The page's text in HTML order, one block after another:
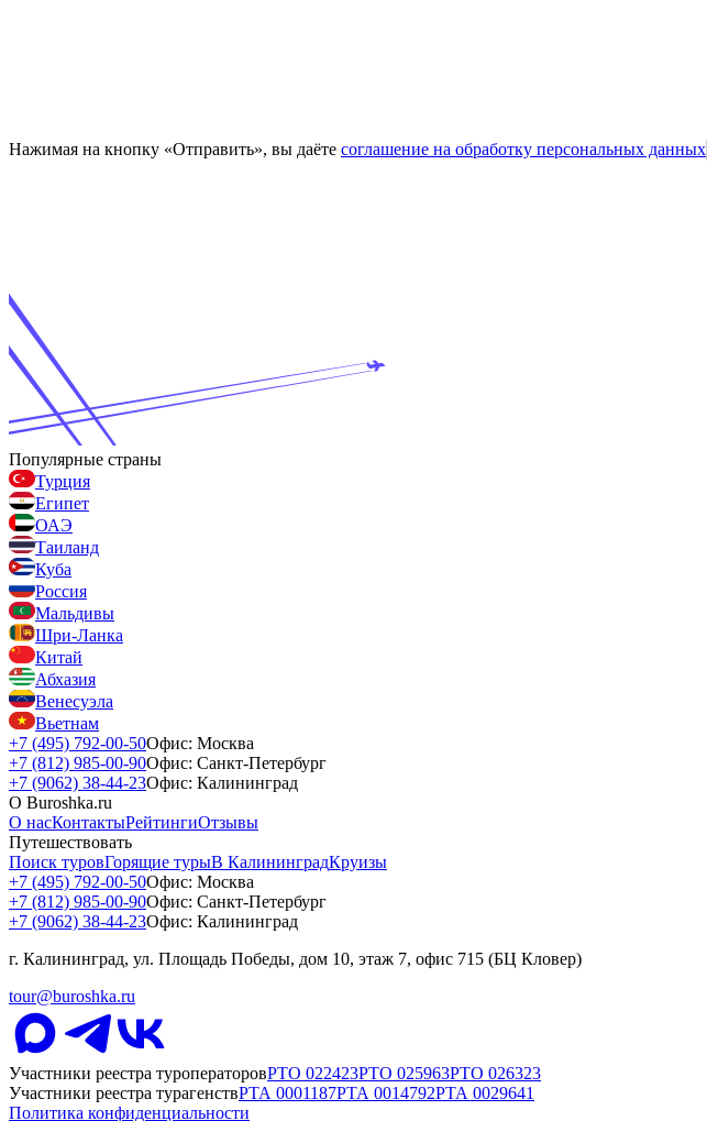
Нажимая на кнопку «Отправить», вы даёте соглашение на обработку персональных данных
Популярные страны
Турция
Египет
ОАЭ
Таиланд
Куба
Россия
Мальдивы
Шри-Ланка
Китай
Абхазия
Венесуэла
Вьетнам
+7 (495) 792-00-50Офис: Москва
+7 (812) 985-00-90Офис: Санкт-Петербург
+7 (9062) 38-44-23Офис: Калининград
О Buroshka.ru
О насКонтактыРейтингиОтзывы
Путешествовать
Поиск туровГорящие турыВ КалининградКруизы
+7 (495) 792-00-50Офис: Москва
+7 (812) 985-00-90Офис: Санкт-Петербург
+7 (9062) 38-44-23Офис: Калининград
г. Калининград, ул. Площадь Победы, дом 10, этаж 7, офис 715 (БЦ Кловер)
tour@buroshka.ru
Участники реестра туроператоровРТО 022423РТО 025963РТО 026323
Участники реестра турагенствРТА 0001187РТА 0014792РТА 0029641
Политика конфиденциальности